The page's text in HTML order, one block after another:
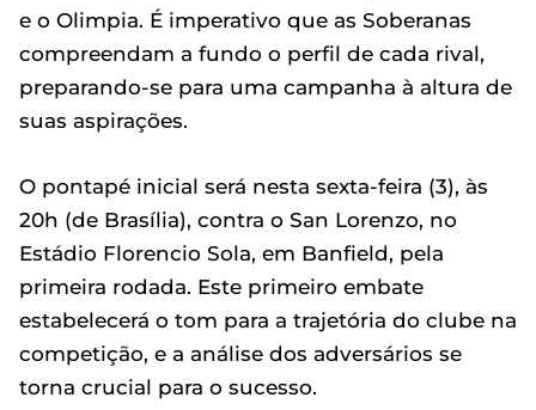
e o Olimpia. É imperativo que as Soberanas
compreendam a fundo o perfil de cada rival,
preparando-se para uma campanha à altura de
suas aspirações.
O pontapé inicial será nesta sexta-feira (3), às
20h (de Brasília), contra o San Lorenzo, no
Estádio Florencio Sola, em Banfield, pela
primeira rodada. Este primeiro embate
estabelecerá o tom para a trajetória do clube na
competição, e a análise dos adversários se
torna crucial para o sucesso.